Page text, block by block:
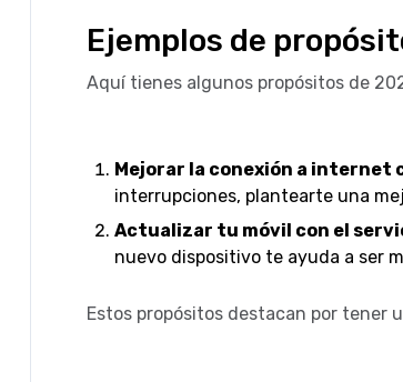
Ejemplos de
Aquí tienes algunos propósitos de
Mejorar la conexión a internet
interrupciones, plantearte una
Actualizar tu móvil con el
nuevo dispositivo te ayuda a ser
Estos propósitos destacan por tener